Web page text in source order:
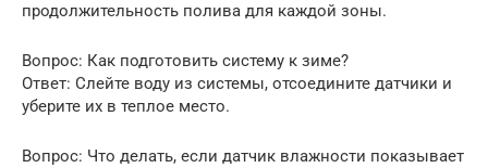
продолжительность полива для каждой зоны.
Вопрос: Как подготовить систему к зиме?
Ответ: Слейте воду из системы, отсоедините датчики и
уберите их в теплое место.
Вопрос: Что делать, если датчик влажности показывает